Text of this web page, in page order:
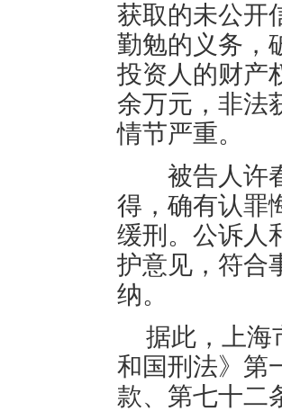
获取的未公开
勤勉的义务，
投资人的财产
余万元，非法
情节严重。
被告人许春
得，确有认罪
缓刑。公诉人
护意见，符合
纳。
据此，上海
和国刑法》第
款、第七十二